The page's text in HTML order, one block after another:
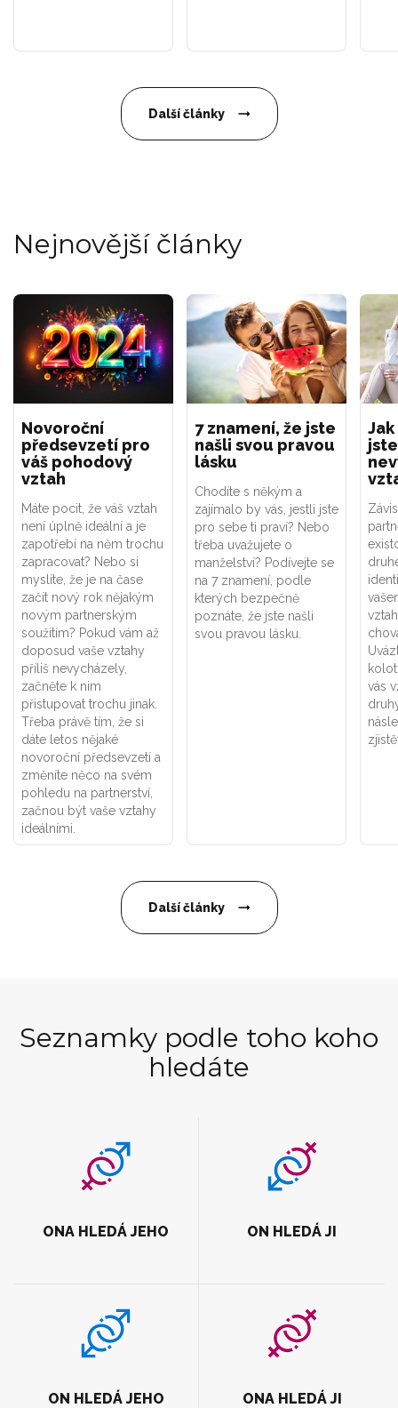
Další články
Nejnovější články
Novoroční
předsevzetí pro
váš pohodový
vztah
Máte pocit, že váš vztah
není úplně ideální a je
zapotřebí na něm trochu
zapracovat? Nebo si
myslíte, že je na čase
začít nový rok nějakým
novým partnerským
soužitím? Pokud vám až
doposud vaše vztahy
příliš nevycházely,
začněte k nim
přistupovat trochu jinak.
Třeba právě tím, že si
dáte letos nějaké
novoroční předsevzetí a
změníte něco na svém
pohledu na partnerství,
začnou být vaše vztahy
ideálními.
7 znamení, že jste
našli svou pravou
lásku
Chodíte s někým a
zajímalo by vás, jestli jste
pro sebe ti praví? Nebo
třeba uvažujete o
manželství? Podívejte se
na 7 znamení, podle
kterých bezpečně
poznáte, že jste našli
svou pravou lásku.
vás
Další články
Seznamky podle toho koho
hledáte
ONA HLEDÁ JEHO ON HLEDÁ JI
ON HLEDÁ JEHO ONA HLEDÁ JI